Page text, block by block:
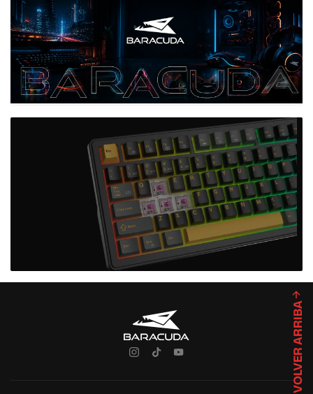
VOLVER ARRIBA